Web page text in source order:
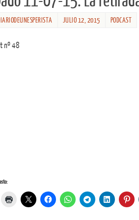
JULIO 12, 2015 PODCAST
nº 48